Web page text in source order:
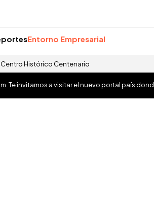
Entorno Empresarial
Centro Histórico Centenario
. Te invitamos a visitar el nuevo portal país